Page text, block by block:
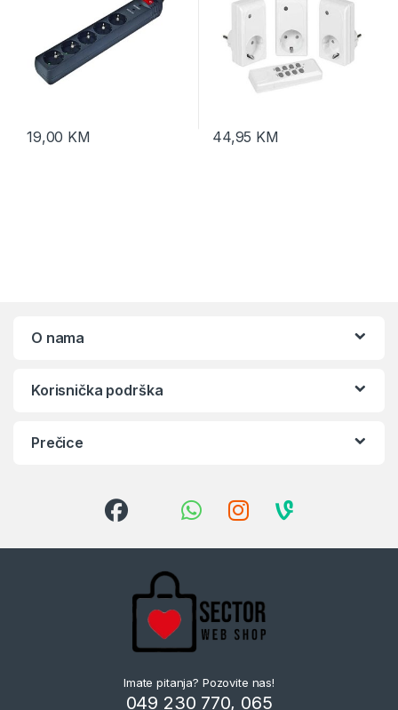
19,00 KM 44,95 KM
O nama
Korisnička podrška
Prečice
Imate pitanja? Pozovite nas!
049 230 770, 065